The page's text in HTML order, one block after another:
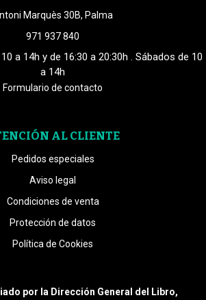
Marquès 30B, Palma
971 937 840
a 14h y de 16:30 a 20:30h . Sábados de 10
a 14h
Formulario de contacto
AL CLIENTE
Pedidos especiales
Aviso legal
Condiciones de venta
Protección de datos
Política de Cookies
por la Dirección General del Libro,